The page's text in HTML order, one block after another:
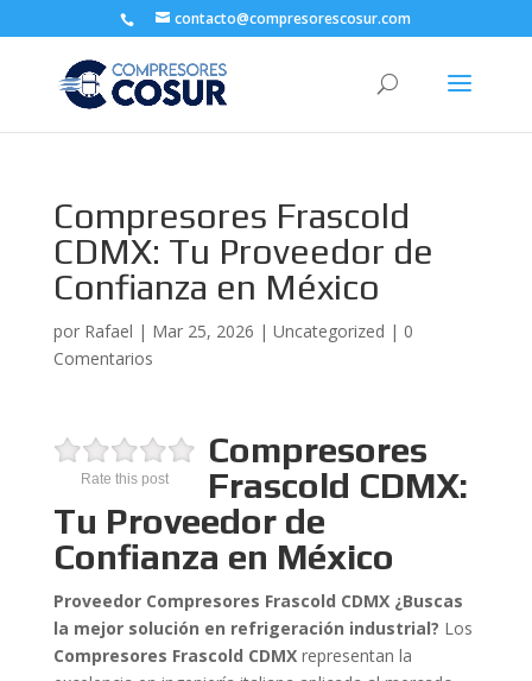
contacto@compresorescosur.com
Compresores Frascold
CDMX: Tu Proveedor de
Confianza en México
por Rafael | Mar 25, 2026 | Uncategorized | 0
Comentarios
Rate this post
Compresores
Frascold CDMX:
Tu Proveedor de
Confianza en México
Proveedor Compresores Frascold CDMX ¿Buscas
la mejor solución en refrigeración industrial? Los
Compresores Frascold CDMXrepresentan la